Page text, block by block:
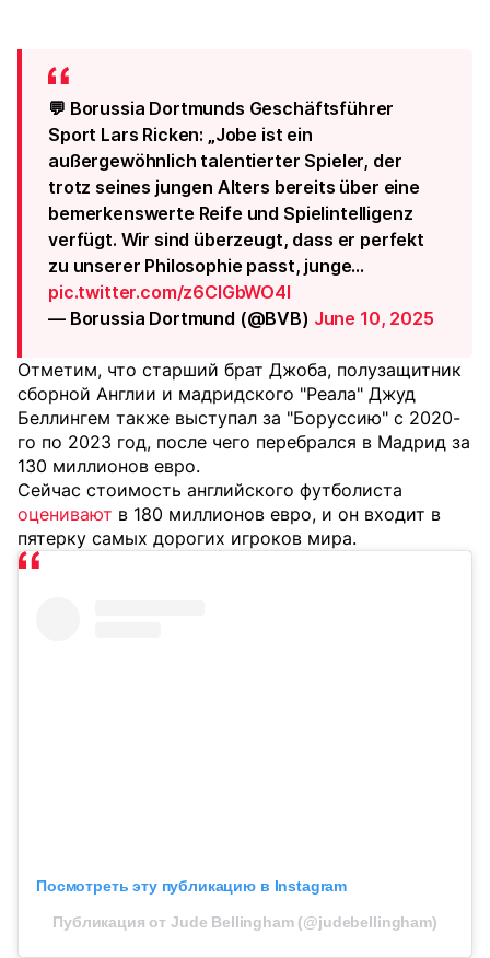
💬 Borussia Dortmunds Geschäftsführer
Sport Lars Ricken: „Jobe ist ein
außergewöhnlich talentierter Spieler, der
trotz seines jungen Alters bereits über eine
bemerkenswerte Reife und Spielintelligenz
verfügt. Wir sind überzeugt, dass er perfekt
zu unserer Philosophie passt, junge…
pic.twitter.com/z6CIGbWO4I
— Borussia Dortmund (@BVB) June 10, 2025
Отметим, что старший брат Джоба, полузащитник
сборной Англии и мадридского "Реала" Джуд
Беллингем также выступал за "Боруссию" с 2020-
го по 2023 год, после чего перебрался в Мадрид за
130 миллионов евро.
Сейчас стоимость английского футболиста
оценивают в 180 миллионов евро, и он входит в
пятерку самых дорогих игроков мира.
Посмотреть эту публикацию в Instagram
Публикация от Jude Bellingham (@judebellingham)